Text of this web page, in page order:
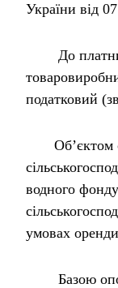
України від
До
податковий
Об’єктом
водного
умовах
Базою